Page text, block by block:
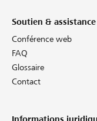
Soutien & assistance
Conférence web
FAQ
Glossaire
Contact